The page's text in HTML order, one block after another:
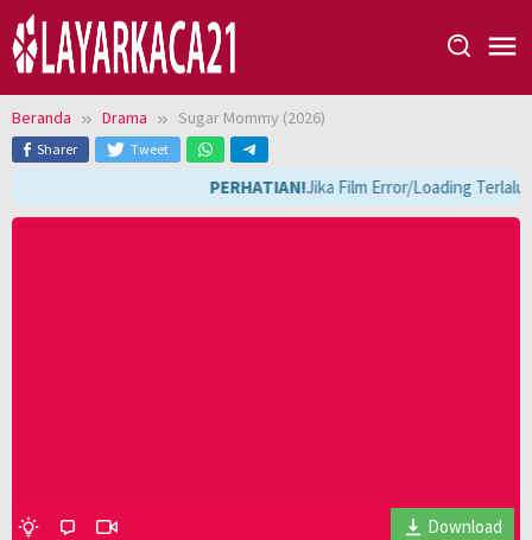
Loncat
ke
konten
Beranda Drama Sugar Mommy (2026)
Sharer Tweet
PERHATIAN!Jika Film Error/Loading Terlalu
Download